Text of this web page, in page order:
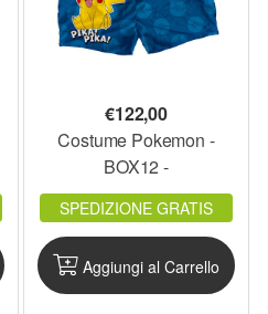
€122,00
Costume Pokemon -
BOX12 -
PKCOS5_BOX12
SPEDIZIONE GRATIS
Aggiungi al Carrello